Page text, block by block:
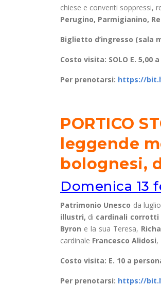
chiese e conventi soppressi,
Perugino, Parmigianino,
Biglietto d’ingresso (sala
Costo visita: SOLO E. 5,00
Per prenotarsi: https://
PORTICO
leggende
bolognesi,
Domenica 13
Patrimonio Unesco da
illustri, di cardinali corrotti
Byron e la sua Teresa,
cardinale Francesco Alidosi,
Costo visita: E. 10 a
Per prenotarsi: https://